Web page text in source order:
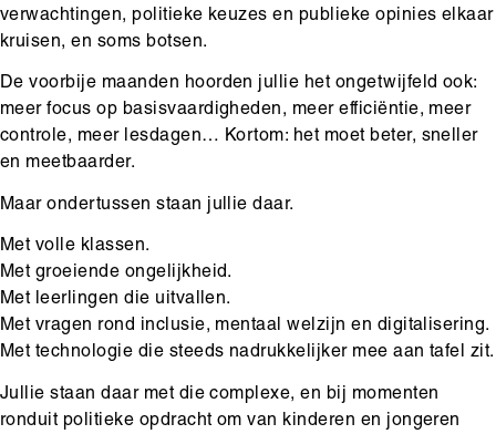
verwachtingen, politieke keuzes en publieke opinies elkaar
kruisen, en soms botsen.
De voorbije maanden hoorden jullie het ongetwijfeld ook:
meer focus op basisvaardigheden, meer efficiëntie, meer
controle, meer lesdagen… Kortom: het moet beter, sneller
en meetbaarder.
Maar ondertussen staan jullie daar.
Met volle klassen.
Met groeiende ongelijkheid.
Met leerlingen die uitvallen.
Met vragen rond inclusie, mentaal welzijn en digitalisering.
Met technologie die steeds nadrukkelijker mee aan tafel zit.
Jullie staan daar met die complexe, en bij momenten
ronduit politieke opdracht om van kinderen en jongeren